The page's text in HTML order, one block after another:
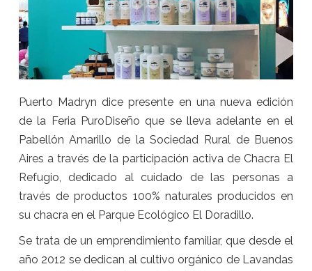
Puerto Madryn dice presente en una nueva edición
de la Feria PuroDiseño que se lleva adelante en el
Pabellón Amarillo de la Sociedad Rural de Buenos
Aires a través de la participación activa de Chacra El
Refugio, dedicado al cuidado de las personas a
través de productos 100% naturales producidos en
su chacra en el Parque Ecológico El Doradillo.
Se trata de un emprendimiento familiar, que desde el
año 2012 se dedican al cultivo orgánico de Lavandas